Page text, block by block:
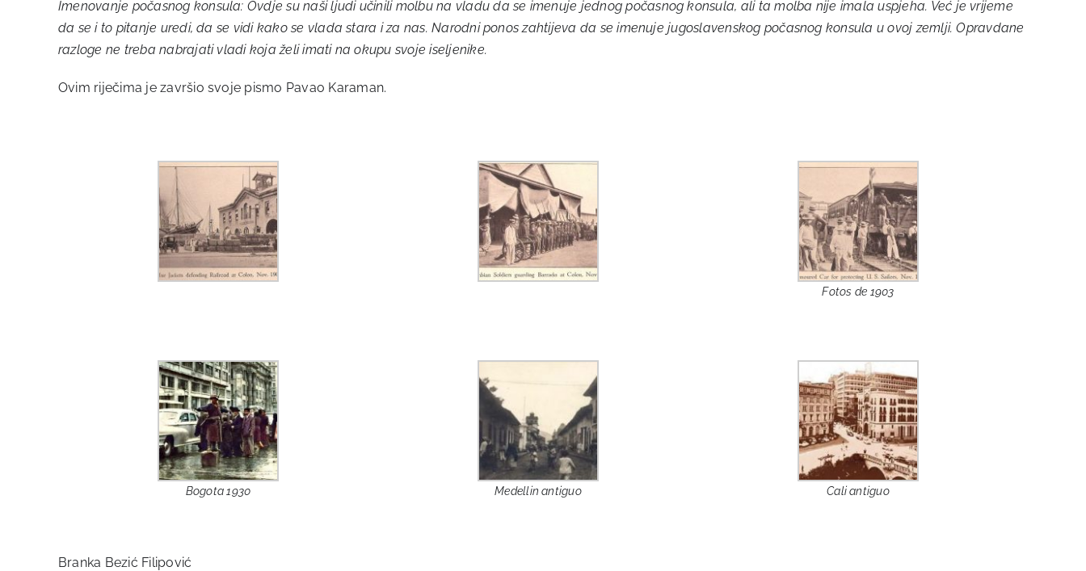
Imenovanje počasnog konsula: Ovdje su naši ljudi učinili molbu na vladu da se imenuje jednog počasnog konsula, ali ta molba nije imala uspjeha. Već je vrijeme
da se i to pitanje uredi, da se vidi kako se vlada stara i za nas. Narodni ponos zahtijeva da se imenuje jugoslavenskog počasnog konsula u ovoj zemlji. Opravdane
razloge ne treba nabrajati vladi koja želi imati na okupu svoje iseljenike.
Ovim riječima je završio svoje pismo Pavao Karaman.
Fotos de 1903
Bogota 1930 Medellin antiguo Cali antiguo
Branka Bezić Filipović